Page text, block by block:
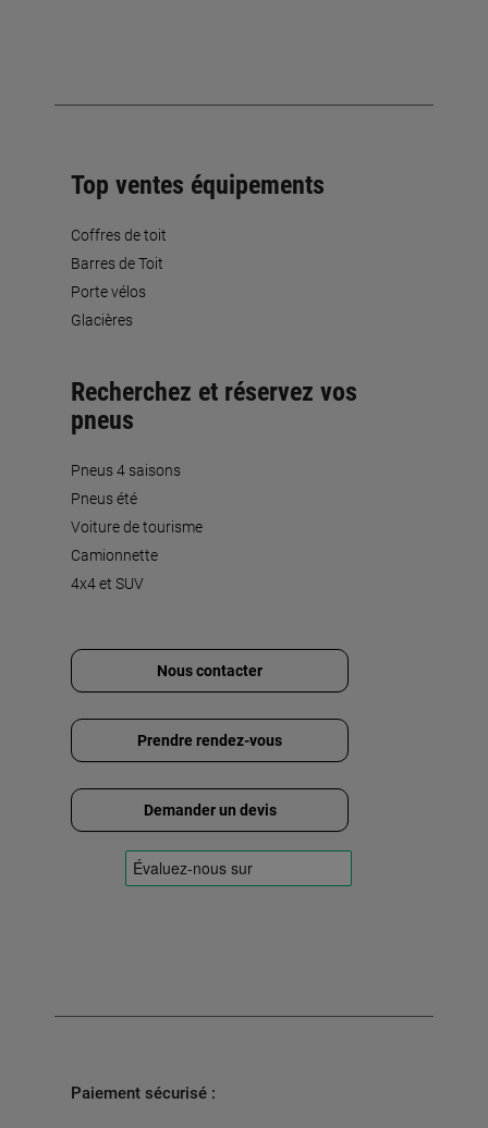
Top ventes équipements
Coffres de toit
Barres de Toit
Porte vélos
Glacières
Recherchez et réservez vos
pneus
Pneus 4 saisons
Pneus été
Voiture de tourisme
Camionnette
4x4 et SUV
Nous contacter
Prendre rendez-vous
Demander un devis
Paiement sécurisé :